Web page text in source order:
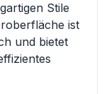
Stile
ist
und bietet